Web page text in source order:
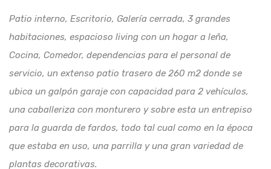
Patio interno, Escritorio, Galería cerrada, 3 grandes
habitaciones, espacioso living con un hogar a leña,
Cocina, Comedor, dependencias para el personal de
servicio, un extenso patio trasero de 260 m2 donde se
ubica un galpón garaje con capacidad para 2 vehículos,
una caballeriza con monturero y sobre esta un entrepiso
para la guarda de fardos, todo tal cual como en la época
que estaba en uso, una parrilla y una gran variedad de
plantas decorativas.